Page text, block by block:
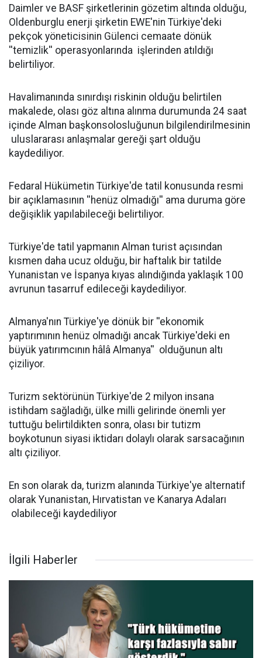
Daimler ve BASF şirketlerinin gözetim altında olduğu,
Oldenburglu enerji şirketin EWE'nin Türkiye'deki
pekçok yöneticisinin Gülenci cemaate dönük
''temizlik'' operasyonlarında işlerinden atıldığı
belirtiliyor.
Havalimanında sınırdışı riskinin olduğu belirtilen
makalede, olası göz altına alınma durumunda 24 saat
içinde Alman başkonsolosluğunun bilgilendirilmesinin
uluslararası anlaşmalar gereği şart olduğu
kaydediliyor.
Fedaral Hükümetin Türkiye'de tatil konusunda resmi
bir açıklamasının ''henüz olmadığı'' ama duruma göre
değişiklik yapılabileceği belirtiliyor.
Türkiye'de tatil yapmanın Alman turist açısından
kısmen daha ucuz olduğu, bir haftalık bir tatilde
Yunanistan ve İspanya kıyas alındığında yaklaşık 100
avrunun tasarruf edileceği kaydediliyor.
Almanya'nın Türkiye'ye dönük bir ''ekonomik
yaptırımının henüz olmadığı ancak Türkiye'deki en
büyük yatırımcının hâlâ Almanya'' olduğunun altı
çiziliyor.
Turizm sektörünün Türkiye'de 2 milyon insana
istihdam sağladığı, ülke milli gelirinde önemli yer
tuttuğu belirtildikten sonra, olası bir tutizm
boykotunun siyasi iktidarı dolaylı olarak sarsacağının
altı çiziliyor.
En son olarak da, turizm alanında Türkiye'ye alternatif
olarak Yunanistan, Hırvatistan ve Kanarya Adaları
olabileceği kaydediliyor
İlgili Haberler